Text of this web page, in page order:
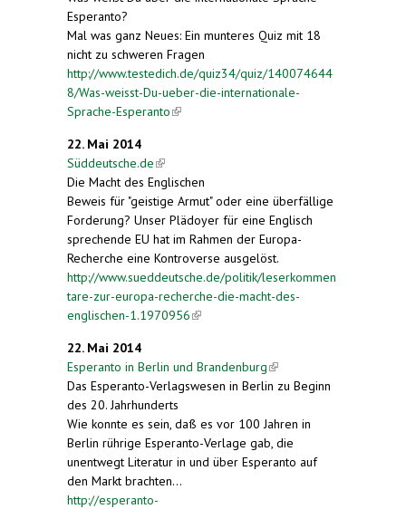
Esperanto?
Mal was ganz Neues: Ein munteres Quiz mit 18
nicht zu schweren Fragen
http://www.testedich.de/quiz34/quiz/140074644
8/Was-weisst-Du-ueber-die-internationale-
Sprache-Esperanto(link is external)
22. Mai 2014
Süddeutsche.de(link is external)
Die Macht des Englischen
Beweis für "geistige Armut" oder eine überfällige
Forderung? Unser Plädoyer für eine Englisch
sprechende EU hat im Rahmen der Europa-
Recherche eine Kontroverse ausgelöst.
http://www.sueddeutsche.de/politik/leserkommen
tare-zur-europa-recherche-die-macht-des-
englischen-1.1970956(link is external)
22. Mai 2014
Esperanto in Berlin und Brandenburg(link is
external)
Das Esperanto-Verlagswesen in Berlin zu Beginn
des 20. Jahrhunderts
Wie konnte es sein, daß es vor 100 Jahren in
Berlin rührige Esperanto-Verlage gab, die
unentwegt Literatur in und über Esperanto auf
den Markt brachten…
http://esperanto-